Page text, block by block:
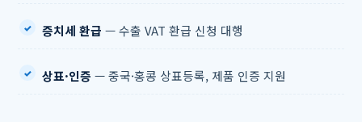
증치세 환급 — 수출 VAT 환급 신청 대행
상표·인증 — 중국·홍콩 상표등록, 제품 인증 지원